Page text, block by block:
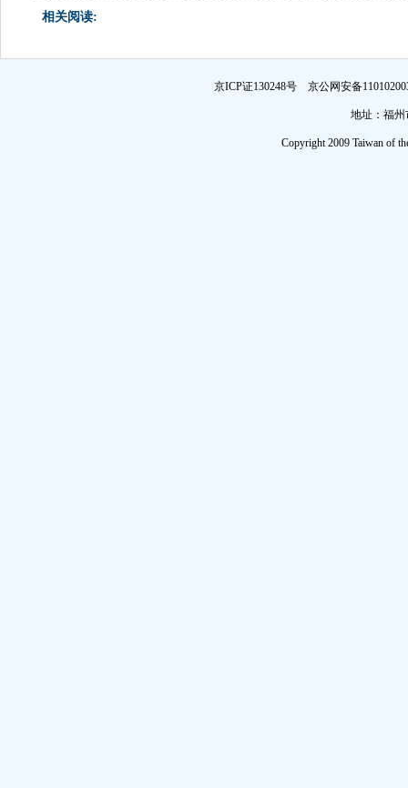
相关阅读:
京ICP证130248号 京公网安备
地址：福州
Copyright 2009 Taiwan of